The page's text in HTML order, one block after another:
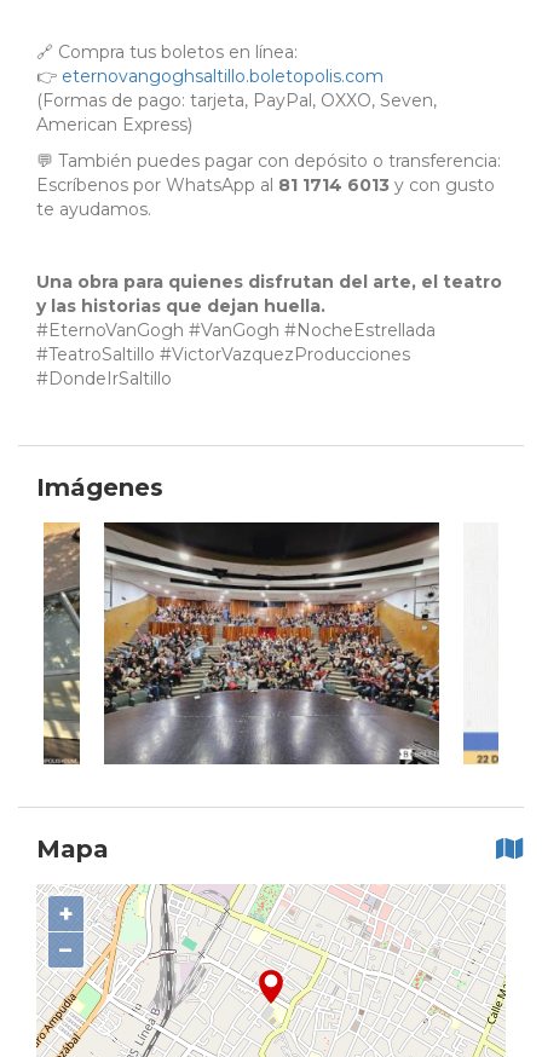
🔗 Compra tus boletos en línea:
👉 eternovangoghsaltillo.boletopolis.com
(Formas de pago: tarjeta, PayPal, OXXO, Seven,
American Express)
💬 También puedes pagar con depósito o transferencia:
Escríbenos por WhatsApp al 81 1714 6013 y con gusto
te ayudamos.
Una obra para quienes disfrutan del arte, el teatro
y las historias que dejan huella.
#EternoVanGogh #VanGogh #NocheEstrellada
#TeatroSaltillo #VictorVazquezProducciones
#DondeIrSaltillo
Imágenes
Mapa
+
−